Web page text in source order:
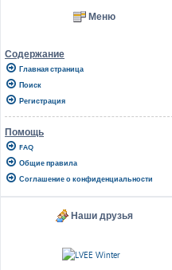
Меню
Содержание
Главная страница
Поиск
Регистрация
Помощь
FAQ
Общие правила
Соглашение о конфиденциальности
Наши друзья